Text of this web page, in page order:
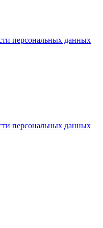
персональных данных
персональных данных